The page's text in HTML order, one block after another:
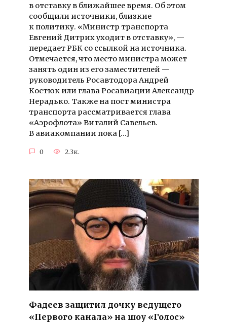
в отставку в ближайшее время. Об этом
сообщили источники, близкие
к политику. «Министр транспорта
Евгений Дитрих уходит в отставку», —
передает РБК со ссылкой на источника.
Отмечается, что место министра может
занять один из его заместителей —
руководитель Росавтодора Андрей
Костюк или глава Росавиации Александр
Нерадько. Также на пост министра
транспорта рассматривается глава
«Аэрофлота» Виталий Савельев.
В авиакомпании пока […]
0 2.3к.
Фадеев защитил дочку ведущего
«Первого канала» на шоу «Голос»